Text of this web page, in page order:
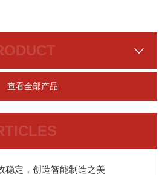
查看全部产品
稳定，创造智能制造之美